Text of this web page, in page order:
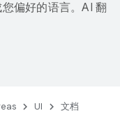
偏好的语言。AI 翻
UI 文档